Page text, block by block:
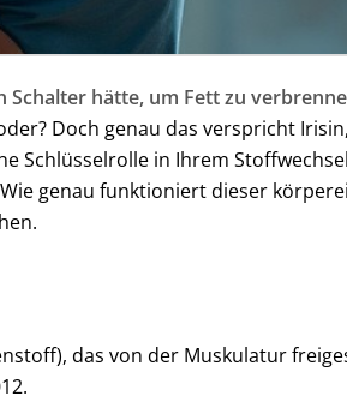
hätte, um Fett zu
Doch genau das verspricht
Schlüsselrolle in Ihrem
genau funktioniert dieser
das von der Muskulatur